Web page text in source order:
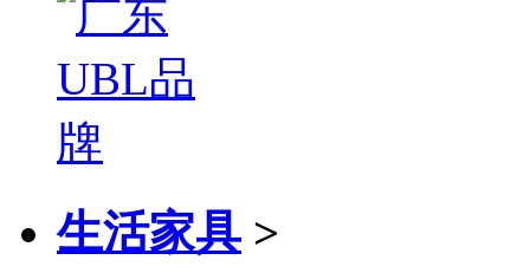
生活家具 >